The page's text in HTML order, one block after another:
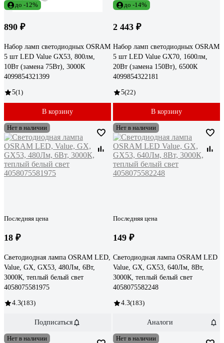
до -12%
890 ₽
Набор ламп светодиодных OSRAM
5 шт LED Value GX53, 800лм,
10Вт (замена 75Вт), 3000К
4099854321399
5(1)
В корзину
до -14%
2 443 ₽
Набор ламп светодиодных OSRAM
5 шт LED Value GX70, 1600лм,
20Вт (замена 150Вт), 6500К
4099854322181
5(22)
В корзину
Нет в наличии
Последняя цена
18 ₽
Светодиодная лампа OSRAM LED,
Value, GX, GX53, 480Лм, 6Вт,
3000К, теплый белый свет
4058075581975
4.3(183)
Подписаться
Нет в наличии
Последняя цена
149 ₽
Светодиодная лампа OSRAM LED
Value, GX, GX53, 640Лм, 8Вт,
3000К, теплый белый свет
4058075582248
4.3(183)
Аналоги
Нет в наличии Нет в наличии